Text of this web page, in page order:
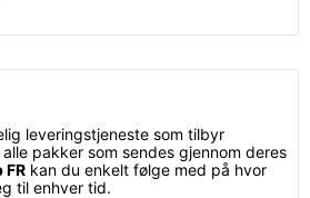
leveringstjeneste som tilbyr
pakker som sendes gjennom deres
FR kan du enkelt følge med på hvor
til enhver tid.